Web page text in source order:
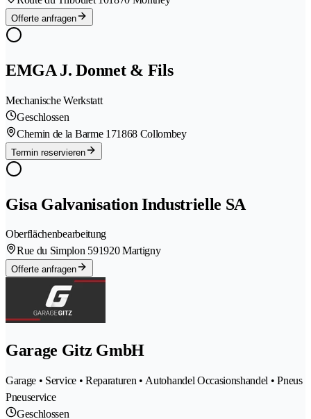
Offerte anfragen
EMGA J. Donnet & Fils
Mechanische Werkstatt
Geschlossen
Chemin de la Barme 171868 Collombey
Termin reservieren
Gisa Galvanisation Industrielle SA
Oberflächenbearbeitung
Rue du Simplon 591920 Martigny
Offerte anfragen
Garage Gitz GmbH
Garage • Service • Reparaturen • Autohandel Occasionshandel • Pneus
Pneuservice
Geschlossen